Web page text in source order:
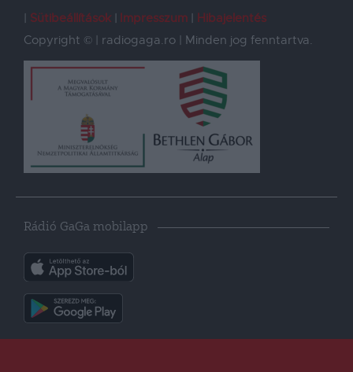
Sütibeállítások
Impresszum
Hibajelentés
Copyright © | radiogaga.ro | Minden jog fenntartva.
Rádió GaGa mobilapp